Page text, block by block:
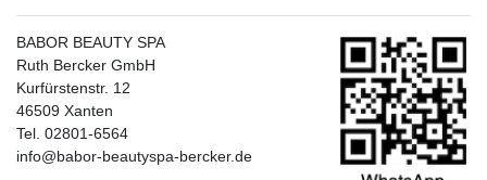
BABOR BEAUTY SPA
Ruth Bercker GmbH
Kurfürstenstr. 12
46509 Xanten
Tel. 02801-6564
info@babor-beautyspa-bercker.de